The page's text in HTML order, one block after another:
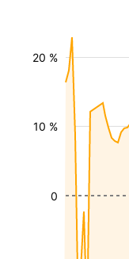
10 %
20 %
0